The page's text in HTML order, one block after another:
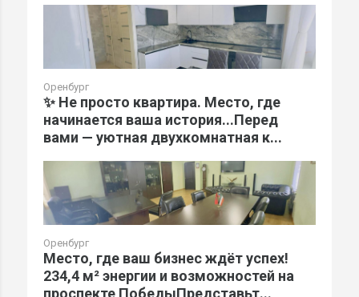
Оренбург
✨ Не просто квартира. Место, где
начинается ваша история...Перед
вами — уютная двухкомнатная к...
Оренбург
Место, где ваш бизнес ждёт успех!
234,4 м² энергии и возможностей на
проспекте ПобедыПредставьт...